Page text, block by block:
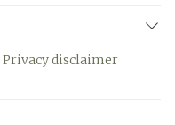
Privacy disclaimer